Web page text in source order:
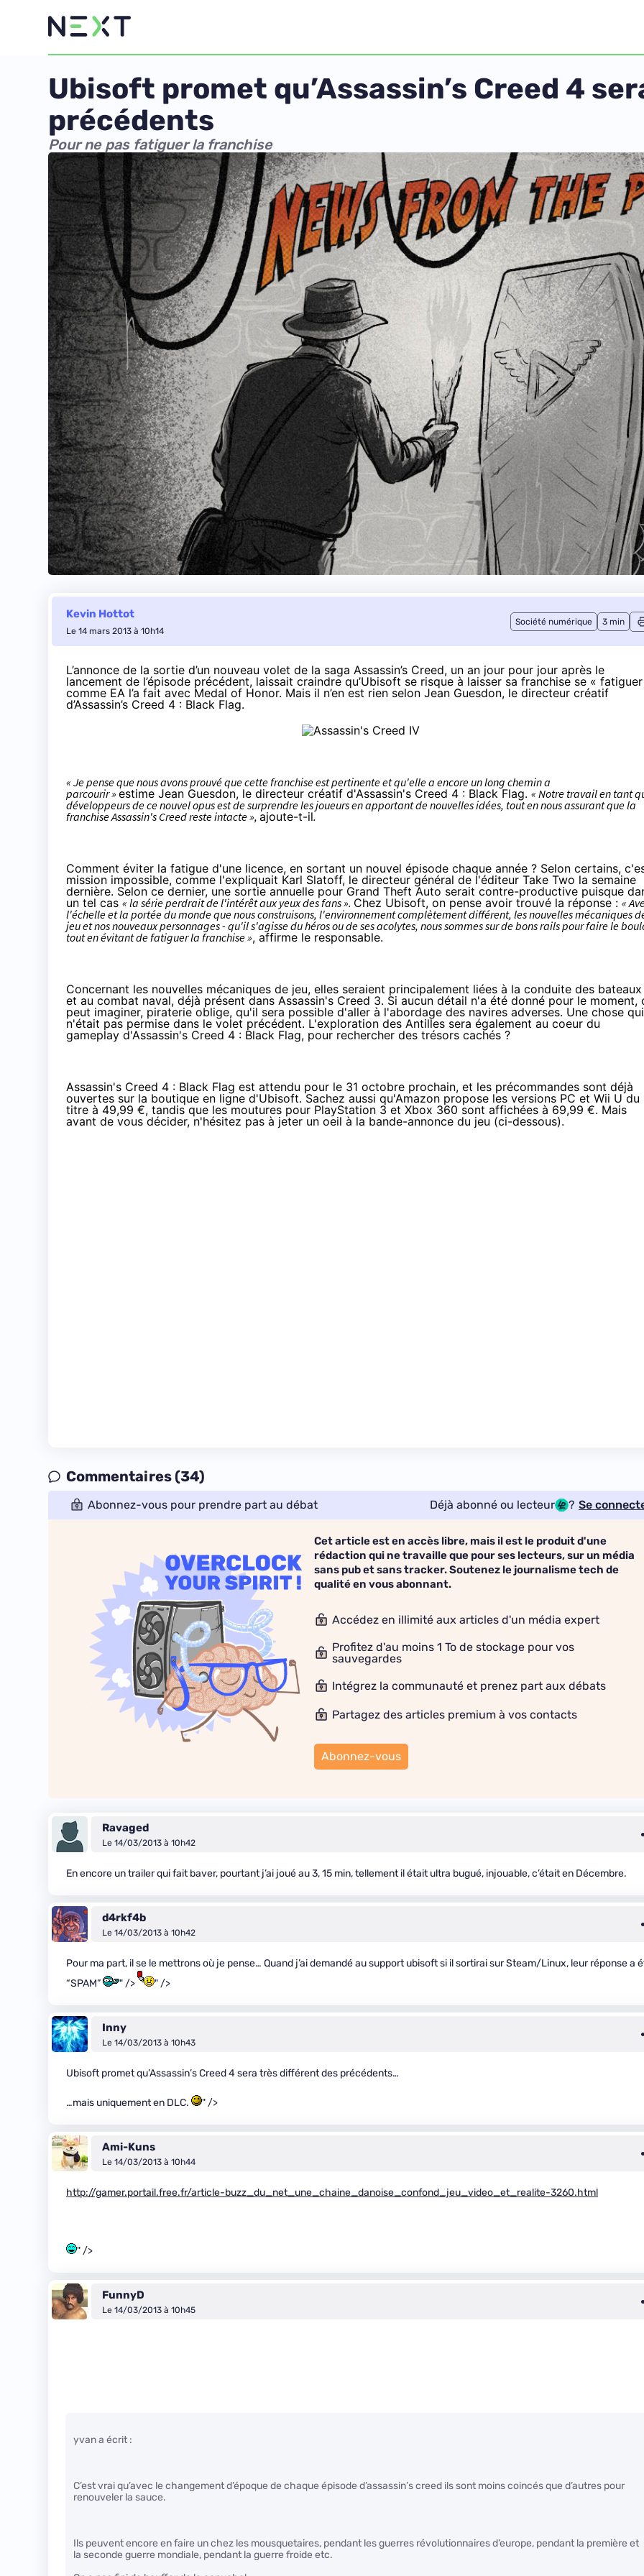
Ubisoft promet qu’Assassin’s Creed 4
précédents
Pour ne pas fatiguer la franchise
Kevin Hottot
Le 14 mars 2013 à 10h14
Société numérique 3 min
L’annonce de la sortie d’un nouveau volet de la saga Assassin’s Creed, un an jour pour jour après le
lancement de l’épisode précédent, laissait craindre qu’Ubisoft se risque à laisser sa franchise se «
comme EA l’a fait avec Medal of Honor. Mais il n’en est rien selon Jean Guesdon, le directeur créatif
d’Assassin’s Creed 4 : Black Flag.
« Je pense que nous avons prouvé que cette franchise est pertinente et qu'elle a encore un long chemin a
parcourir » estime Jean Guesdon, le directeur créatif d'Assassin's Creed 4 : Black Flag. « Notre travail en tant
développeurs de ce nouvel opus est de surprendre les joueurs en apportant de nouvelles idées, tout en nous assurant que la
franchise Assassin's Creed reste intacte », ajoute-t-il.
Comment éviter la fatigue d'une licence, en sortant un nouvel épisode chaque année ? Selon certains,
mission impossible, comme l'expliquait Karl Slatoff, le directeur général de l'éditeur Take Two la semaine
dernière. Selon ce dernier, une sortie annuelle pour Grand Theft Auto serait contre-productive puisque
un tel cas « la série perdrait de l'intérêt aux yeux des fans ». Chez Ubisoft, on pense avoir trouvé la réponse : «
l'échelle et la portée du monde que nous construisons, l'environnement complètement différent, les nouvelles mécaniques
jeu et nos nouveaux personnages - qu'il s'agisse du héros ou de ses acolytes, nous sommes sur de bons rails pour faire le
tout en évitant de fatiguer la franchise », affirme le responsable.
Concernant les nouvelles mécaniques de jeu, elles seraient principalement liées à la conduite des bateaux
et au combat naval, déjà présent dans Assassin's Creed 3. Si aucun détail n'a été donné pour le moment,
peut imaginer, piraterie oblige, qu'il sera possible d'aller à l'abordage des navires adverses. Une chose qui
n'était pas permise dans le volet précédent. L'exploration des Antilles sera également au coeur du
gameplay d'Assassin's Creed 4 : Black Flag, pour rechercher des trésors cachés ?
Assassin's Creed 4 : Black Flag est attendu pour le 31 octobre prochain, et les précommandes sont déjà
ouvertes sur la boutique en ligne d'Ubisoft. Sachez aussi qu'Amazon propose les versions PC et Wii Udu
titre à 49,99 €, tandis que les moutures pour PlayStation 3 et Xbox 360 sont affichées à 69,99 €. Mais
avant de vous décider, n'hésitez pas à jeter un oeil à la bande-annonce du jeu (ci-dessous).
Commentaires (34)
Abonnez-vous pour prendre part au débat Déjà abonné ou lecteur ? Se
Cet article est en accès libre, mais il est le produit d'une
rédaction qui ne travaille que pour ses lecteurs, sur un média
sans pub et sans tracker. Soutenez le journalisme tech de
qualité en vous abonnant.
Accédez en illimité aux articles d'un média expert
Profitez d'au moins 1 To de stockage pour vos
sauvegardes
Intégrez la communauté et prenez part aux débats
Partagez des articles premium à vos contacts
Abonnez-vous
Ravaged
Le 14/03/2013 à 10h42
En encore un trailer qui fait baver, pourtant j’ai joué au 3, 15 min, tellement il était ultra bugué, injouable, c’était en Décembre.
d4rkf4b
Le 14/03/2013 à 10h42
Pour ma part, il se le mettrons où je pense… Quand j’ai demandé au support ubisoft si il sortirai sur Steam/Linux, leur réponse a
“SPAM”
" /> " />
Inny
Le 14/03/2013 à 10h43
Ubisoft promet qu’Assassin’s Creed 4 sera très différent des précédents…
…mais uniquement en DLC. " />
Ami-Kuns
Le 14/03/2013 à 10h44
http://gamer.portail.free.fr/article-buzz_du_net_une_chaine_danoise_confond_jeu_video_et_realite-3260.html
" />
FunnyD
Le 14/03/2013 à 10h45
yvan a écrit :
C’est vrai qu’avec le changement d’époque de chaque épisode d’assassin’s creed ils sont moins coincés que d’autres pour
renouveler la sauce.
Ils peuvent encore en faire un chez les mousquetaires, pendant les guerres révolutionnaires d’europe, pendant la première et
la seconde guerre mondiale, pendant la guerre froide etc.